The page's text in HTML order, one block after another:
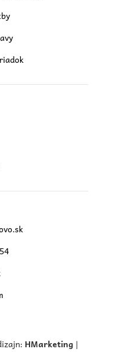
HMarketing |